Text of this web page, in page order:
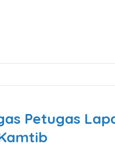
Petugas